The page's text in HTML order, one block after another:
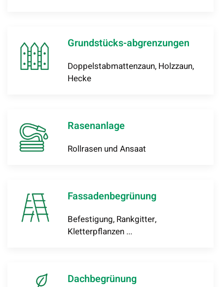
Grundstücks-abgrenzungen
Doppelstabmattenzaun, Holzzaun,
Hecke
Rasenanlage
Rollrasen und Ansaat
Fassadenbegrünung
Befestigung, Rankgitter,
Kletterpflanzen ...
Dachbegrünung